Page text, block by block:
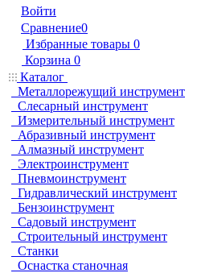
Войти
Сравнение0
Избранные товары 0
Корзина 0
Каталог
Металлорежущий инструмент
Слесарный инструмент
Измерительный инструмент
Абразивный инструмент
Алмазный инструмент
Электроинструмент
Пневмоинструмент
Гидравлический инструмент
Бензоинструмент
Садовый инструмент
Строительный инструмент
Станки
Оснастка станочная